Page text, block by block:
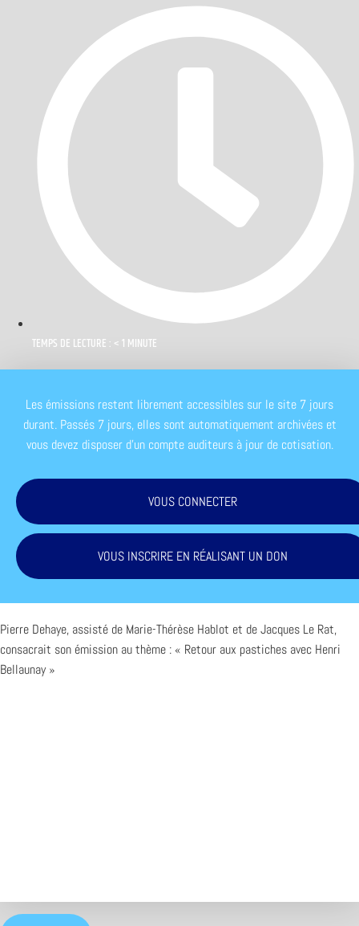
TEMPS DE LECTURE : < 1 MINUTE
Les émissions restent librement accessibles sur le site 7 jours
durant. Passés 7 jours, elles sont automatiquement archivées et
vous devez disposer d'un compte auditeurs à jour de cotisation.
VOUS CONNECTER
VOUS INSCRIRE EN RÉALISANT UN DON
Pierre Dehaye, assisté de Marie-Thérèse Hablot et de Jacques Le Rat,
consacrait son émission au thème : « Retour aux pastiches avec Henri
Bellaunay »